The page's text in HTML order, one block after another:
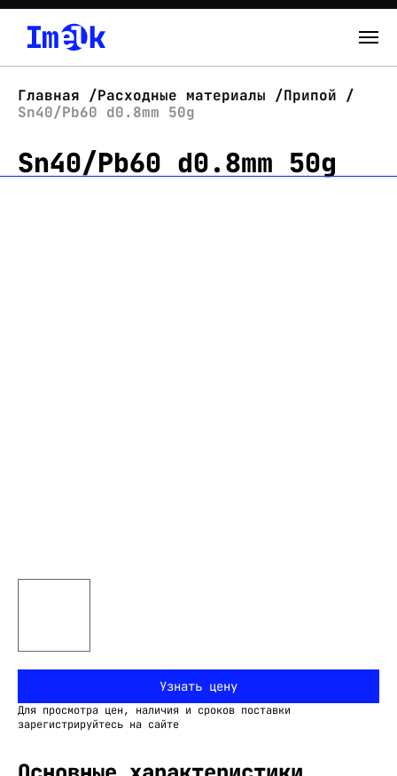
О нас
Новости
Главная Расходные материалы
Припой
Sn40/Pb60 d0.8mm 50g
Sn40/Pb60 d0.8mm 50g
Узнать цену
Для просмотра цен, наличия и сроков поставки
зарегистрируйтесь на сайте